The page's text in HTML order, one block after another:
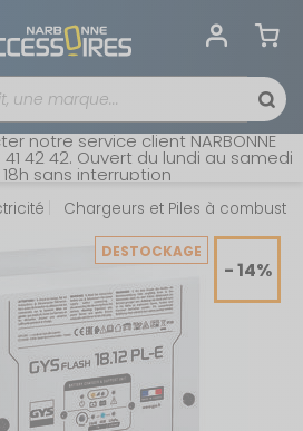
notre service client NARBONNE
41 42 42. Ouvert du lundi au samedi
sans interruption
Chargeurs et Piles à
DESTOCKAGE
- 14%